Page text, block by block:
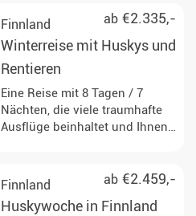
ab €2.335,-
Finnland
Winterreise mit Huskys und
Rentieren
Eine Reise mit 8 Tagen / 7
Nächten, die viele traumhafte
Ausflüge beinhaltet und Ihnen
persönlicher Wintertraum
erwartet Sie.
ab €2.459,-
Finnland
Huskywoche in Finnland